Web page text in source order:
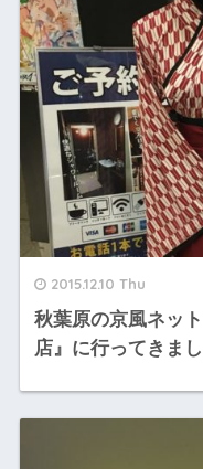
2015.12.10 Thu
秋葉原の京風ネッ
店』に行ってきまし